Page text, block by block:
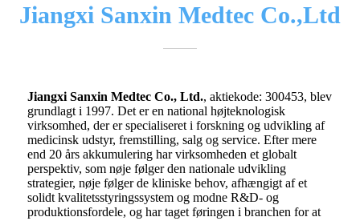
Jiangxi Sanxin Medtec Co.,Ltd
Jiangxi Sanxin Medtec Co., Ltd., aktiekode: 300453, blev
grundlagt i 1997. Det er en national højteknologisk
virksomhed, der er specialiseret i forskning og udvikling af
medicinsk udstyr, fremstilling, salg og service. Efter mere
end 20 års akkumulering har virksomheden et globalt
perspektiv, som nøje følger den nationale udvikling
strategier, nøje følger de kliniske behov, afhængigt af et
solidt kvalitetsstyringssystem og modne R&D- og
produktionsfordele, og har taget føringen i branchen for at